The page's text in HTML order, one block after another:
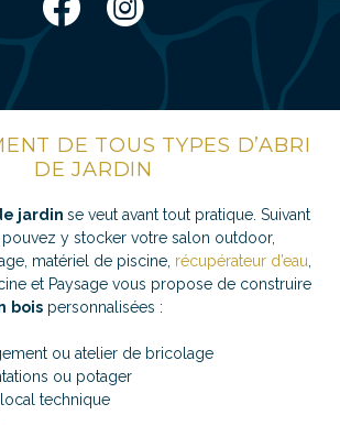
DE TOUS TYPES D’ABRI
DE JARDIN
jardin se veut avant tout pratique. Suivant
y stocker votre salon outdoor,
matériel de piscine, récupérateur d’eau
et Paysage vous propose de construire
bois personnalisées :
ou atelier de bricolage
ou potager
technique